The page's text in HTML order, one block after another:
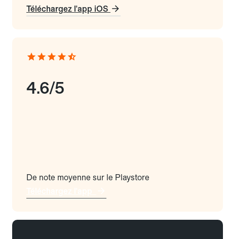
Téléchargez l'app iOS
4.6/5
De note moyenne sur le Playstore